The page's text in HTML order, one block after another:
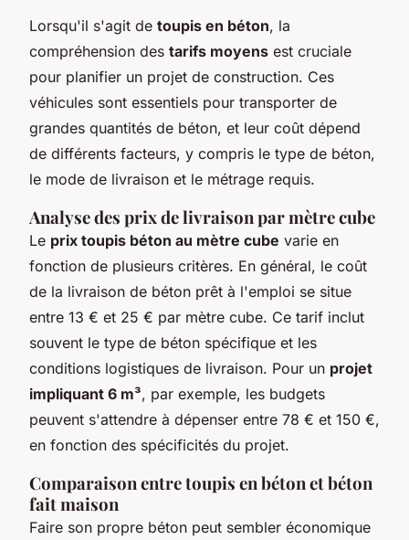
Lorsqu'il s'agit de toupis en béton, la
compréhension des tarifs moyens est cruciale
pour planifier un projet de construction. Ces
véhicules sont essentiels pour transporter de
grandes quantités de béton, et leur coût dépend
de différents facteurs, y compris le type de béton,
le mode de livraison et le métrage requis.
Analyse des prix de livraison par mètre cube
Le prix toupis béton au mètre cube varie en
fonction de plusieurs critères. En général, le coût
de la livraison de béton prêt à l'emploi se situe
entre 13 € et 25 € par mètre cube. Ce tarif inclut
souvent le type de béton spécifique et les
conditions logistiques de livraison. Pour un projet
impliquant 6 m³, par exemple, les budgets
peuvent s'attendre à dépenser entre 78 € et 150 €,
en fonction des spécificités du projet.
Comparaison entre toupis en béton et béton
fait maison
Faire son propre béton peut sembler économique